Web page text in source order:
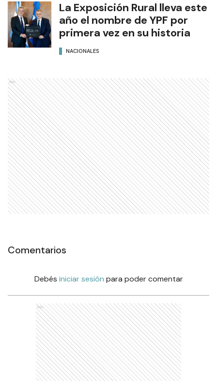
La Exposición Rural lleva este
año el nombre de YPF por
primera vez en su historia
NACIONALES
Ads
Comentarios
Debés iniciar sesión para poder comentar
Ads